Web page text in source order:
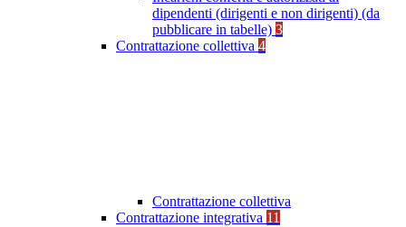
dipendenti (dirigenti e non dirigenti) (da
pubblicare in tabelle) 3
Contrattazione collettiva 4
Contrattazione collettiva
Contrattazione integrativa 11